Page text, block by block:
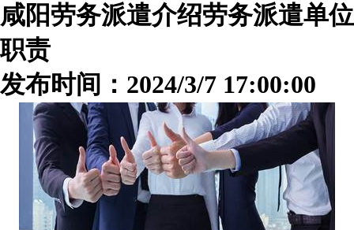
咸阳劳务派遣介绍劳务派遣单位
职责
发布时间：2024/3/7 17:00:00